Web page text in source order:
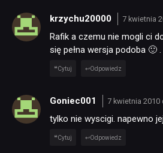
krzychu20000 7 kwietnia
Rafik a czemu nie mogli ci
się pełna wersja podoba 🙂 .
Cytuj Odpowiedz
Goniec001 7 kwietnia 2010
tylko nie wyscigi. napewno
Cytuj Odpowiedz